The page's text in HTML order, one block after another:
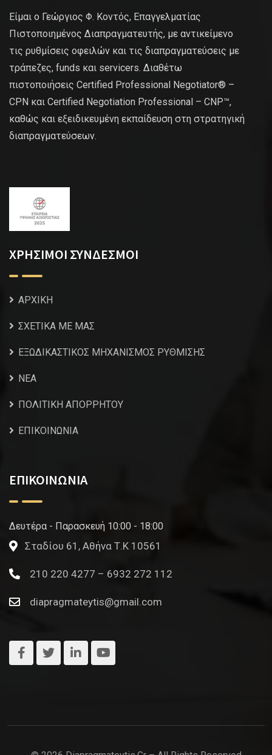
Είμαι ο Γεώργιος Φ. Κοντός, Επαγγελματίας
Πιστοποιημένος Διαπραγματευτής, με αντικείμενο
τις ρυθμίσεις οφειλών και τις διαπραγματεύσεις με
τράπεζες, funds και servicers. Διαθέτω
πιστοποιήσεις Certified Professional Negotiator® –
CPN και Certified Negotiation Professional – CNP™,
καθώς και εξειδικευμένη εκπαίδευση στη στρατηγική
διαπραγματεύσεων.
ΧΡΗΣΙΜΟΙ ΣΥΝΔΕΣΜΟΙ
ΑΡΧΙΚΗ
ΣΧΕΤΙΚΑ ΜΕ ΜΑΣ
ΕΞΩΔΙΚΑΣΤΙΚΟΣ ΜΗΧΑΝΙΣΜΟΣ ΡΥΘΜΙΣΗΣ
NEA
ΠΟΛΙΤΙΚΗ ΑΠΟΡΡΗΤΟΥ
ΕΠΙΚΟΙΝΩΝΙΑ
ΕΠΙΚΟΙΝΩΝΙΑ
Δευτέρα - Παρασκευή 10:00 - 18:00
Σταδίου 61, Αθήνα Τ.Κ 10561
210 220 4277 – 6932 272 112
diapragmateytis@gmail.com